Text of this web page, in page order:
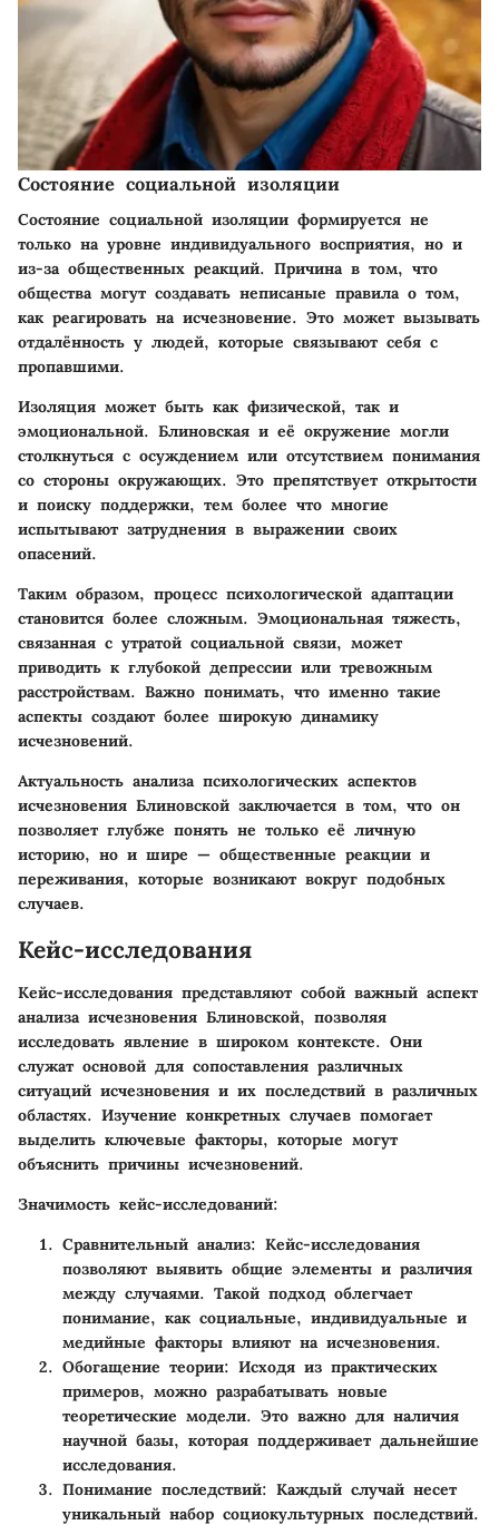
Состояние социальной изоляции
Состояние социальной изоляции формируется не
только на уровне индивидуального восприятия, но и
из-за общественных реакций. Причина в том, что
общества могут создавать неписаные правила о том,
как реагировать на исчезновение. Это может вызывать
отдалённость у людей, которые связывают себя с
пропавшими.
Изоляция может быть как физической, так и
эмоциональной. Блиновская и её окружение могли
столкнуться с осуждением или отсутствием понимания
со стороны окружающих. Это препятствует открытости
и поиску поддержки, тем более что многие
испытывают затруднения в выражении своих
опасений.
Таким образом, процесс психологической адаптации
становится более сложным. Эмоциональная тяжесть,
связанная с утратой социальной связи, может
приводить к глубокой депрессии или тревожным
расстройствам. Важно понимать, что именно такие
аспекты создают более широкую динамику
исчезновений.
Актуальность анализа психологических аспектов
исчезновения Блиновской заключается в том, что он
позволяет глубже понять не только её личную
историю, но и шире — общественные реакции и
переживания, которые возникают вокруг подобных
случаев.
Кейс-исследования
Кейс-исследования представляют собой важный аспект
анализа исчезновения Блиновской, позволяя
исследовать явление в широком контексте. Они
служат основой для сопоставления различных
ситуаций исчезновения и их последствий в различных
областях. Изучение конкретных случаев помогает
выделить ключевые факторы, которые могут
объяснить причины исчезновений.
Значимость кейс-исследований:
Сравнительный анализ: Кейс-исследования
позволяют выявить общие элементы и различия
между случаями. Такой подход облегчает
понимание, как социальные, индивидуальные и
медийные факторы влияют на исчезновения.
Обогащение теории: Исходя из практических
примеров, можно разрабатывать новые
теоретические модели. Это важно для наличия
научной базы, которая поддерживает дальнейшие
исследования.
Понимание последствий: Каждый случай несет
уникальный набор социокультурных последствий.